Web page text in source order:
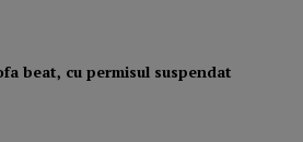
beat, cu permisul suspendat